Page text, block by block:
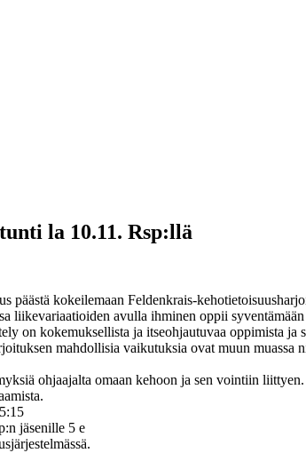
la 10.11. Rsp:llä
päästä kokeilemaan Feldenkrais-kehotietoisuusharj
liikevariaatioiden avulla ihminen oppii
on kokemuksellista ja itseohjautuvaa oppimista ja
mahdollisia vaikutuksia ovat muun muassa
ohjaajalta omaan kehoon ja sen vointiin liittyen.
jäsenille 5 e